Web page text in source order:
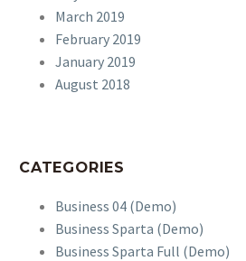
erat consequat auctor eu in elit.
sollicitudin, lorem quis
bibendum auctor, nisi elit
consequat ipsum, nec
sagittis sem nibh id elit.
sit amet mauris. Morbi
Nam nec tellus a odio
tincidunt auctor a ornare
odio.
March 2019
February 2019
January 2019
August 2018
CATEGORIES
Business 04 (Demo)
Business Sparta (Demo)
Business Sparta Full (Demo)